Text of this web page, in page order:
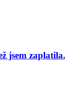
jsem